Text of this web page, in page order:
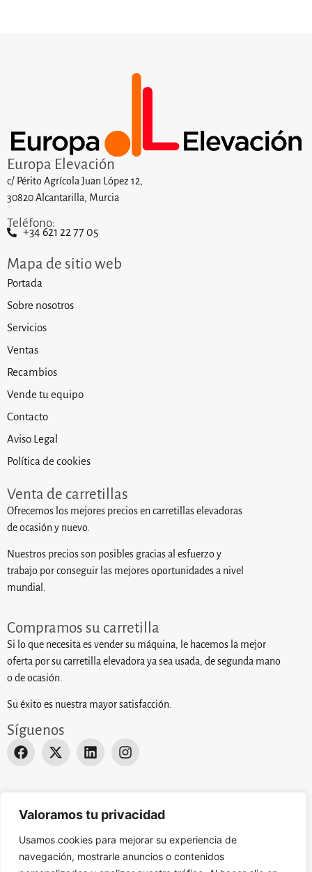
Valoramos tu privacidad
Usamos cookies para mejorar su experiencia de
navegación, mostrarle anuncios o contenidos
Europa Elevación
c/ Périto Agrícola Juan López 12,
30820 Alcantarilla, Murcia
Teléfono:
+34 621 22 77 05
Mapa de sitio web
Portada
Sobre nosotros
Servicios
Ventas
Recambios
Vende tu equipo
Contacto
Aviso Legal
Política de cookies
Venta de carretillas
Ofrecemos los mejores precios en carretillas elevadoras
de ocasión y nuevo.
Nuestros precios son posibles gracias al esfuerzo y
trabajo por conseguir las mejores oportunidades a nivel
mundial.
Compramos su carretilla
Si lo que necesita es vender su máquina, le hacemos la mejor
oferta por su carretilla elevadora ya sea usada, de segunda mano
o de ocasión.
Su éxito es nuestra mayor satisfacción.
Síguenos
Desarrollado porActualizate Studio